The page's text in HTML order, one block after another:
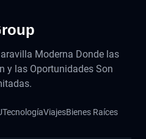
Moderna Donde las
y las Oportunidades Son
TecnologíaViajesBienes Raíces